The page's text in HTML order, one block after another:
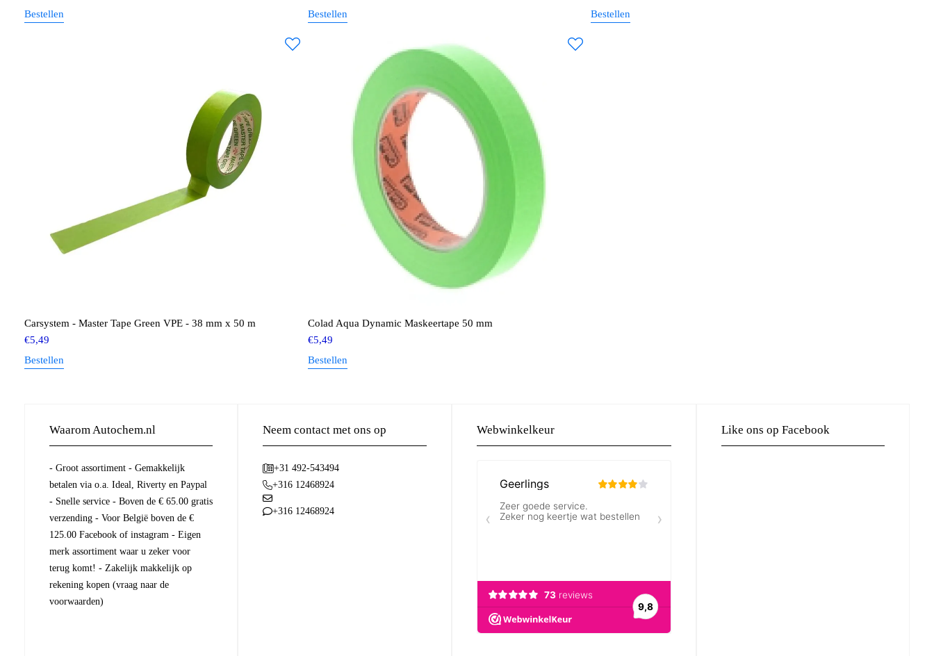
Bestellen
Bestellen
Bestellen
Carsystem - Master Tape Green VPE - 38 mm x 50 m
€5,49
Bestellen
Colad Aqua Dynamic Maskeertape 50 mm
€5,49
Bestellen
Waarom Autochem.nl
- Groot assortiment - Gemakkelijk
betalen via o.a. Ideal, Riverty en Paypal
- Snelle service - Boven de € 65.00 gratis
verzending - Voor België boven de €
125.00 Facebook of instagram - Eigen
merk assortiment waar u zeker voor
terug komt! - Zakelijk makkelijk op
rekening kopen (vraag naar de
voorwaarden)
Neem contact met ons op
+31 492-543494
+316 12468924
+316 12468924
Webwinkelkeur Like ons op Facebook